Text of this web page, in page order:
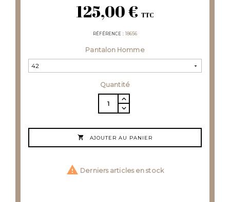
125,00 € TTC
RÉFÉRENCE 18656
Pantalon Homme
Quantité
 AJOUTER AU PANIER
 Derniers articles en stock